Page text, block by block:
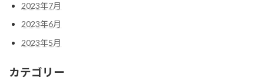
2023年7月
2023年6月
2023年5月
カテゴリー